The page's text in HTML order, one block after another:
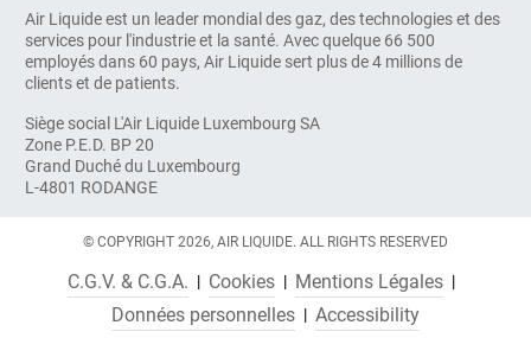
Air Liquide est un leader mondial des gaz, des technologies et des
services pour l'industrie et la santé. Avec quelque 66 500
employés dans 60 pays, Air Liquide sert plus de 4 millions de
clients et de patients.
Siège social L'Air Liquide Luxembourg SA
Zone P.E.D. BP 20
Grand Duché du Luxembourg
L-4801 RODANGE
© COPYRIGHT 2026, AIR LIQUIDE. ALL RIGHTS RESERVED
C.G.V. & C.G.A. Cookies
Mentions Légales
Données personnelles
Accessibility